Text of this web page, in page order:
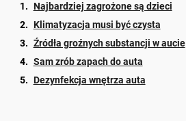
Najbardziej zagrożone są dzieci
Klimatyzacja musi być czysta
Źródła groźnych substancji w aucie
Sam zrób zapach do auta
Dezynfekcja wnętrza auta